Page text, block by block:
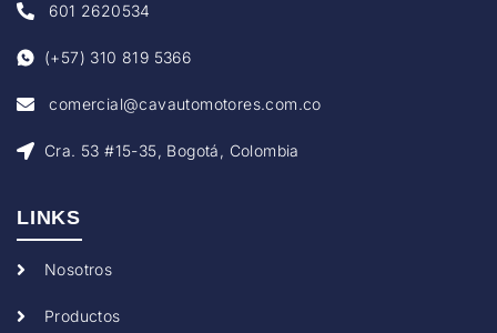
601 2620534
(+57) 310 819 5366
comercial@cavautomotores.com.co
Cra. 53 #15-35, Bogotá, Colombia
LINKS
Nosotros
Productos